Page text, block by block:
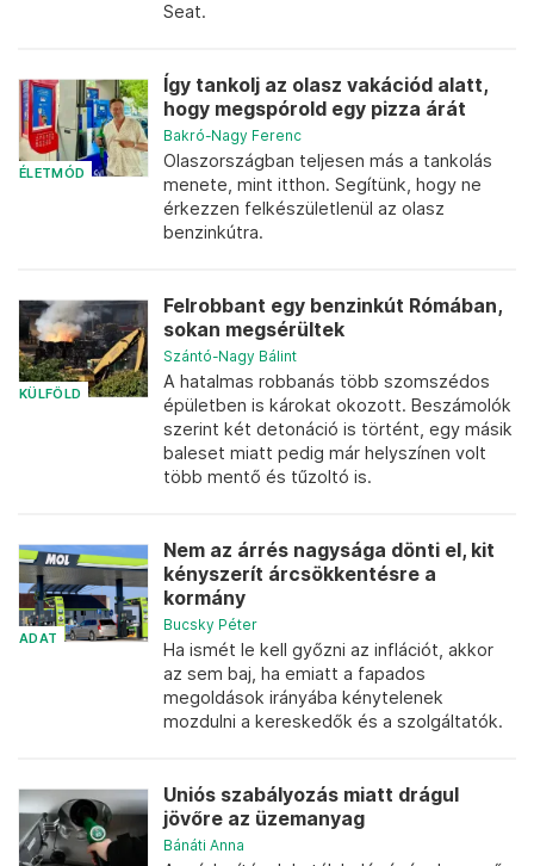
Seat.
ÉLETMÓD
Így tankolj az olasz vakációd alatt,
hogy megspórold egy pizza árát
Bakró-Nagy Ferenc
Olaszországban teljesen más a tankolás
menete, mint itthon. Segítünk, hogy ne
érkezzen felkészületlenül az olasz
benzinkútra.
KÜLFÖLD
Felrobbant egy benzinkút Rómában,
sokan megsérültek
Szántó-Nagy Bálint
A hatalmas robbanás több szomszédos
épületben is károkat okozott. Beszámolók
szerint két detonáció is történt, egy másik
baleset miatt pedig már helyszínen volt
több mentő és tűzoltó is.
ADAT
Nem az árrés nagysága dönti el, kit
kényszerít árcsökkentésre a
kormány
Bucsky Péter
Ha ismét le kell győzni az inflációt, akkor
az sem baj, ha emiatt a fapados
megoldások irányába kénytelenek
mozdulni a kereskedők és a szolgáltatók.
Uniós szabályozás miatt drágul
jövőre az üzemanyag
Bánáti Anna